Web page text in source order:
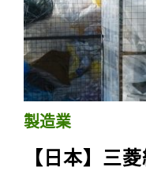
製造業
【日本】三